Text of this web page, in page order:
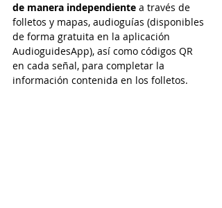
de manera independiente a través de
folletos y mapas, audioguías (disponibles
de forma gratuita en la aplicación
AudioguidesApp), así como códigos QR
en cada señal, para completar la
información contenida en los folletos.